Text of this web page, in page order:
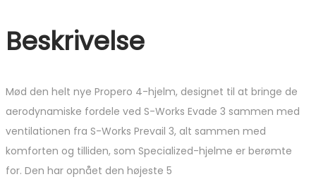
Beskrivelse
Mød den helt nye Propero 4-hjelm, designet til at bringe de
aerodynamiske fordele ved S-Works Evade 3 sammen med
ventilationen fra S-Works Prevail 3, alt sammen med
komforten og tilliden, som Specialized-hjelme er berømte
for. Den har opnået den højeste 5